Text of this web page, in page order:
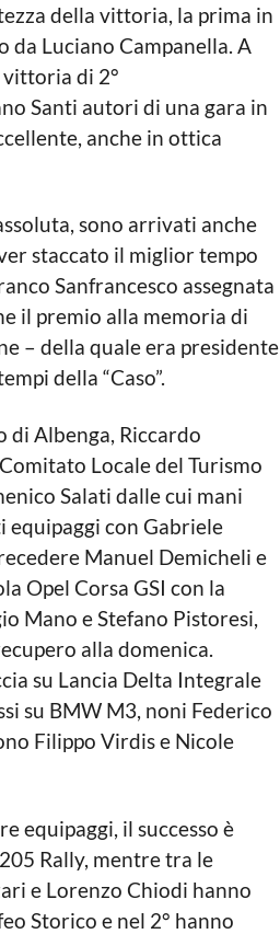
della vittoria, la prima in
da Luciano Campanella. A
di 2°
Santi autori di una gara in
anche in ottica
sono arrivati anche
staccato il miglior tempo
Sanfrancesco assegnata
il premio alla memoria di
– della quale era presidente
della “Caso”.
di Albenga, Riccardo
Locale del Turismo
Salati dalle cui mani
equipaggi con Gabriele
Manuel Demicheli e
Opel Corsa GSI con la
Mano e Stefano Pistoresi,
alla domenica.
su Lancia Delta Integrale
su BMW M3, noni Federico
Filippo Virdis e Nicole
equipaggi, il successo è
Rally, mentre tra le
e Lorenzo Chiodi hanno
Storico e nel 2° hanno